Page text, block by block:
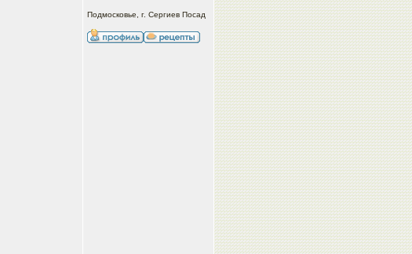
Подмосковье, г. Сергиев Посад